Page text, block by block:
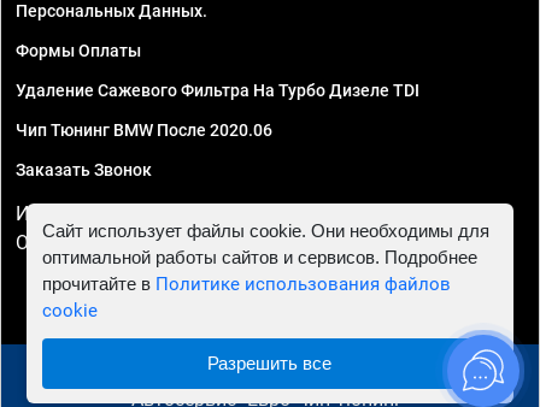
Персональных Данных.
Формы Оплаты
Удаление Сажевого Фильтра На Турбо Дизеле TDI
Чип Тюнинг BMW После 2020.06
Заказать Звонок
ИП Смирнов Георгий Павлович. ИНН 781302555843,
ОГРНИП 324470400032610
© 2010 - 2026 Чип тюнинг в Санкт-Петербурге -
Автосервис "Евро Чип Тюнинг"
Сайт использует файлы cookie. Они необходимы для
оптимальной работы сайтов и сервисов. Подробнее
прочитайте в Политике использования файлов
cookie
Разрешить все